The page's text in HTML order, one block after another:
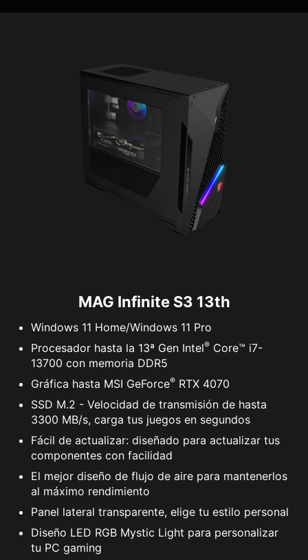
MAG Infinite S3 13th
Windows 11 Home/Windows 11 Pro
Procesador hasta la 13ª Gen Intel® Core™ i7-
13700 con memoria DDR5
Gráfica hasta MSI GeForce® RTX 4070
SSD M.2 - Velocidad de transmisión de hasta
3300 MB/s, carga tus juegos en segundos
Fácil de actualizar: diseñado para actualizar tus
componentes con facilidad
El mejor diseño de flujo de aire para mantenerlos
al máximo rendimiento
Panel lateral transparente, elige tu estilo personal
Diseño LED RGB Mystic Light para personalizar
tu PC gaming